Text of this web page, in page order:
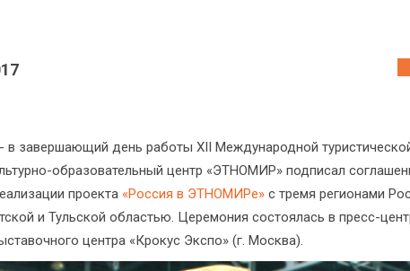
в завершающий день работы XII Международной
образовательный центр «ЭТНОМИР» подписал
проекта «Россия в ЭТНОМИРе» с тремя регионами
и Тульской областью. Церемония состоялась в пресс-
центра «Крокус Экспо» (г. Москва).